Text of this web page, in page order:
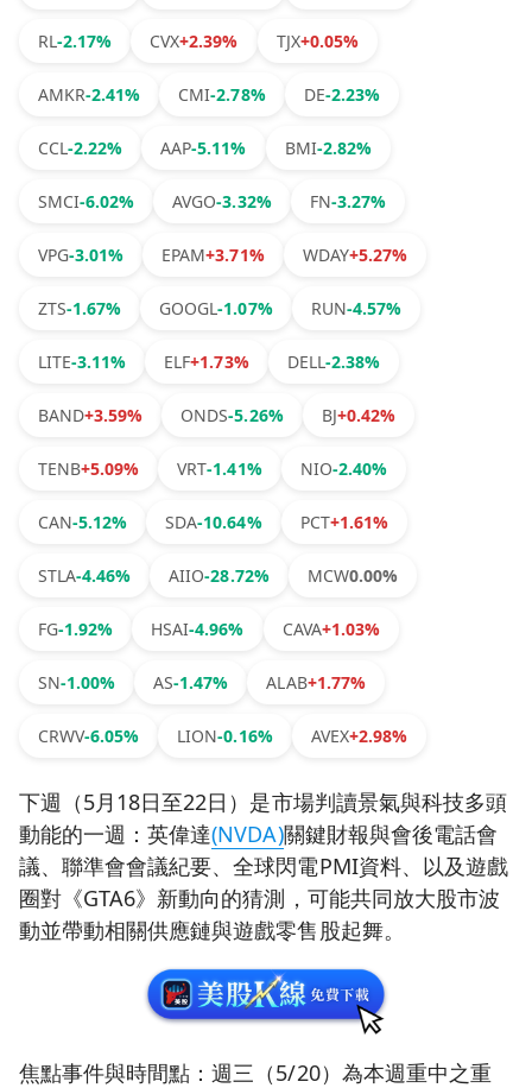
RL-2.17% CVX+2.39% TJX+0.05%
AMKR-2.41% CMI-2.78% DE-2.23%
CCL-2.22% AAP-5.11% BMI-2.82%
SMCI-6.02% AVGO-3.32% FN-3.27%
VPG-3.01% EPAM+3.71% WDAY+5.27%
ZTS-1.67% GOOGL-1.07% RUN-4.57%
LITE-3.11% ELF+1.73% DELL-2.38%
BAND+3.59% ONDS-5.26% BJ+0.42%
TENB+5.09% VRT-1.41% NIO-2.40%
CAN-5.12% SDA-10.64% PCT+1.61%
STLA-4.46% AIIO-28.72% MCW0.00%
FG-1.92% HSAI-4.96% CAVA+1.03%
SN-1.00% AS-1.47% ALAB+1.77%
CRWV-6.05% LION-0.16% AVEX+2.98%
下週（5月18日至22日）是市場判讀景氣與科技多頭
動能的一週：英偉達(NVDA)關鍵財報與會後電話會
議、聯準會會議紀要、全球閃電PMI資料、以及遊戲
圈對《GTA6》新動向的猜測，可能共同放大股市波
動並帶動相關供應鏈與遊戲零售股起舞。
焦點事件與時間點：週三（5/20）為本週重中之重